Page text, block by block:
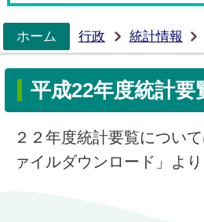
ホーム
行政 統計情報
平成22年度統計要
２２年度統計要覧につい
ァイルダウンロード」より